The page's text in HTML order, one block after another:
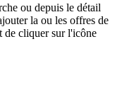
ou depuis le détail
la ou les offres de
de cliquer sur l'icône